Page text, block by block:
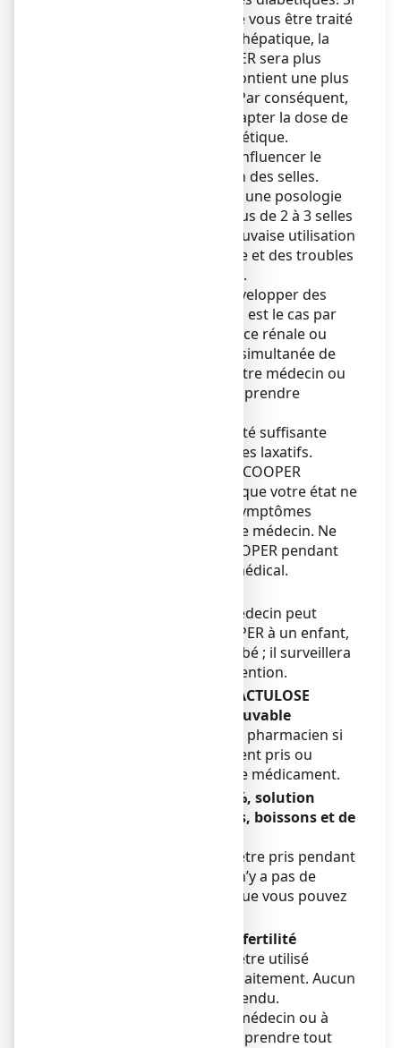
vous êtes diabétique et que vous être traité
pour une encéphalopathie hépatique, la
dose de LACTULOSE COOPER sera plus
élevée. Cette dose élevée contient une plus
grande quantité de sucre. Par conséquent,
il peut être nécessaire d’adapter la dose de
votre médicament antidiabétique.
LACTULOSE COOPER peut influencer le
réflexe normal d’évacuation des selles.
Une utilisation chronique à une posologie
non adaptée (entraînant plus de 2 à 3 selles
molles par jour) ou une mauvaise utilisation
peut entraîner une diarrhée et des troubles
de la balance électrolytique.
Si vous avez tendance à développer des
troubles électrolytiques (tel est le cas par
exemple en cas d’insuffisance rénale ou
hépatique ou lors de prise simultanée de
diurétiques), parlez-en à votre médecin ou
votre pharmacien avant de prendre
Vous devez boire en quantité suffisante
durant un traitement par des laxatifs.
Si vous prenez LACTULOSE COOPER
pendant plusieurs jours et que votre état ne
s’améliore pas ou que les symptômes
s’aggravent, consultez votre médecin. Ne
prenez pas LACTULOSE COOPER pendant
plus longtemps sans avis médical.
Dans certains cas, votre médecin peut
prescrire LACTULOSE COOPER à un enfant,
à un nourrisson ou à un bébé ; il surveillera
alors le traitement avec attention.
Autres médicaments et LACTULOSE
COOPER 66,5%, solution buvable
Informez votre médecin ou pharmacien si
vous prenez, avez récemment pris ou
pourriez prendre tout autre médicament.
LACTULOSE COOPER 66,5%, solution
buvable avec des aliments, boissons et de
LACTULOSE COOPER peut être pris pendant
ou en dehors des repas. Il n’y a pas de
restriction concernant ce que vous pouvez
Grossesse, allaitement et fertilité
LACTULOSE COOPER peut être utilisé
pendant la grossesse et l’allaitement. Aucun
effet sur la fertilité n’est attendu.
Demandez conseil à votre médecin ou à
votre pharmacien avant de prendre tout